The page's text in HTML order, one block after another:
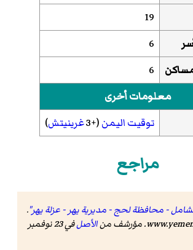
19
6
6
معلومات أخرى
توقيت اليمن(+3 غرينيتش)
مراجع
- محافظة لحج - مديرية يهر - عزلة يهر".
. مؤرشف منالأصل
في 23 نوفمبر